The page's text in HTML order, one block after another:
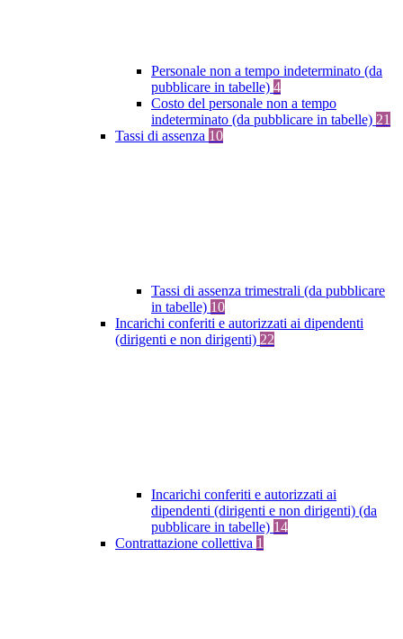
Personale non a tempo indeterminato (da
pubblicare in tabelle) 4
Costo del personale non a tempo
indeterminato (da pubblicare in tabelle) 21
Tassi di assenza 10
Tassi di assenza trimestrali (da pubblicare
in tabelle) 10
Incarichi conferiti e autorizzati ai dipendenti
(dirigenti e non dirigenti) 22
Incarichi conferiti e autorizzati ai
dipendenti (dirigenti e non dirigenti) (da
pubblicare in tabelle) 14
Contrattazione collettiva 1